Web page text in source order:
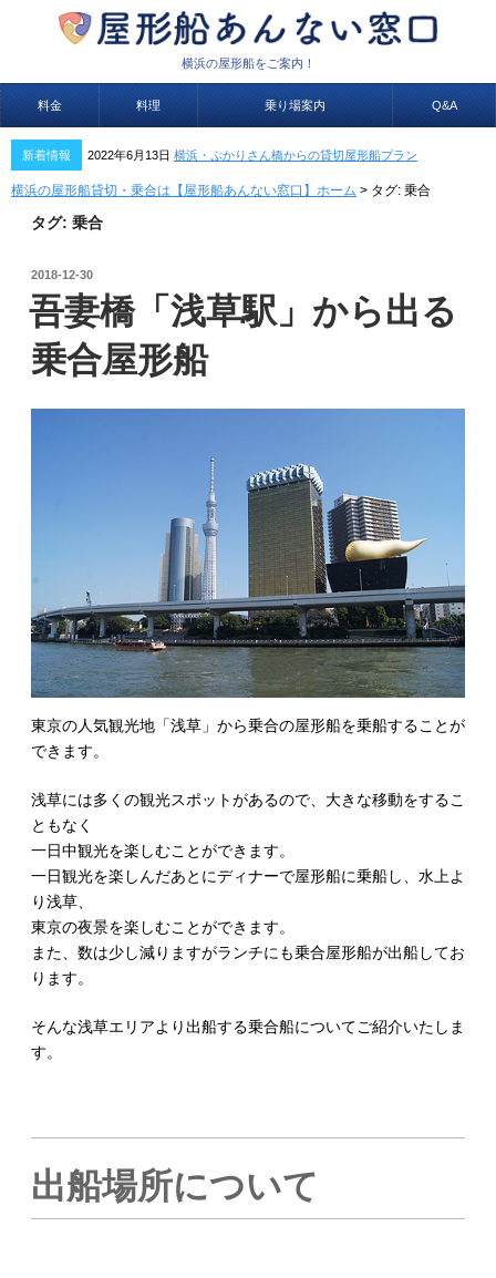
横浜の屋形船をご案内！
料金 料理 乗り場案内 Q&A
新着情報 2022年6月13日 横浜・ぷかりさん橋からの貸切屋形船プラン
横浜の屋形船貸切・乗合は【屋形船あんない窓口】ホーム > タグ: 乗合
タグ: 乗合
投
稿
日:
2018-12-30
吾妻橋「浅草駅」から出る
乗合屋形船
東京の人気観光地「浅草」から乗合の屋形船を乗船することが
できます。
浅草には多くの観光スポットがあるので、大きな移動をするこ
ともなく
一日中観光を楽しむことができます。
一日観光を楽しんだあとにディナーで屋形船に乗船し、水上よ
り浅草、
東京の夜景を楽しむことができます。
また、数は少し減りますがランチにも乗合屋形船が出船してお
ります。
そんな浅草エリアより出船する乗合船についてご紹介いたしま
す。
出船場所について